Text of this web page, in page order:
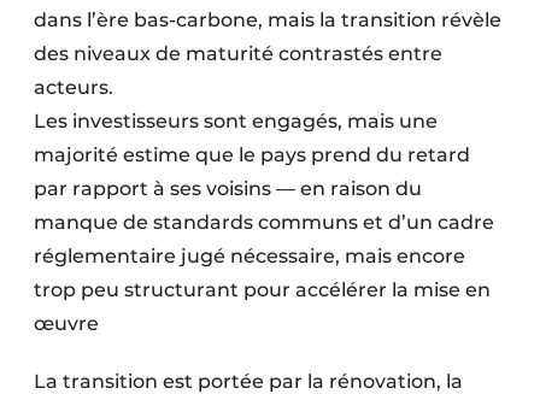
dans l’ère bas-carbone, mais la transition révèle
des niveaux de maturité contrastés entre
acteurs.
Les investisseurs sont engagés, mais une
majorité estime que le pays prend du retard
par rapport à ses voisins — en raison du
manque de standards communs et d’un cadre
réglementaire jugé nécessaire, mais encore
trop peu structurant pour accélérer la mise en
œuvre
La transition est portée par la rénovation, la